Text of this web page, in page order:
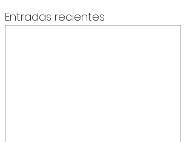
Entradas recientes